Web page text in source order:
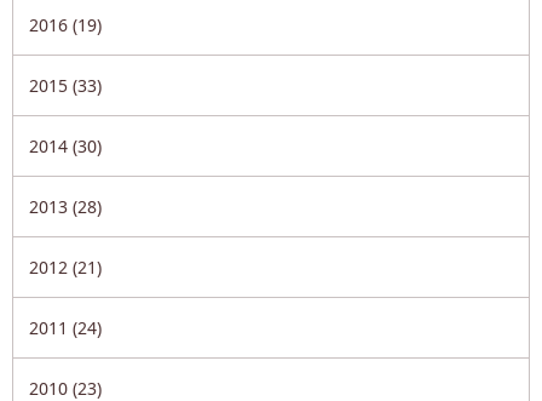
2016 (19)
2015 (33)
2014 (30)
2013 (28)
2012 (21)
2011 (24)
2010 (23)